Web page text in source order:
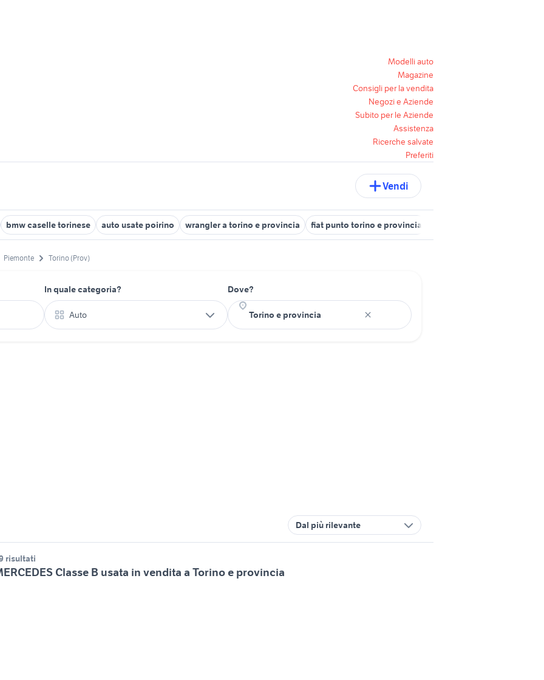
Modelli auto
Magazine
Consigli per la vendita
Negozi e Aziende
Subito per le Aziende
Assistenza
Ricerche salvate
Preferiti
Vendi
bmw caselle torinese auto usate poirino wrangler a torino e provincia fiat punto torino e provincia
Piemonte Torino (Prov)
In quale categoria?
Auto
Dove?
Dal più rilevante
risultati
Classe B usata in vendita a Torino e provincia